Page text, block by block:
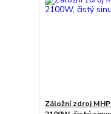
Záložní zdroj